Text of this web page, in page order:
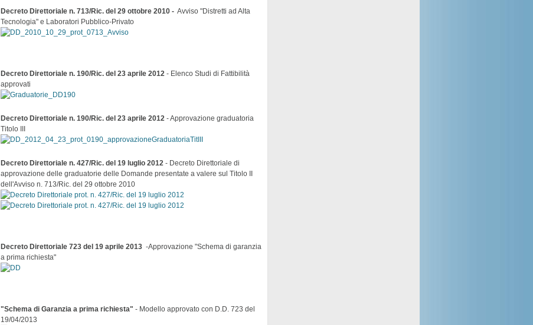
Decreto Direttoriale n. 713/Ric. del 29 ottobre 2010 - Avviso "Distretti ad Alta
Tecnologia" e Laboratori Pubblico-Privato
Decreto Direttoriale n. 190/Ric. del 23 aprile 2012 - Elenco Studi di Fattibilità
approvati
Decreto Direttoriale n. 190/Ric. del 23 aprile 2012 - Approvazione graduatoria
Titolo III
Decreto Direttoriale n. 427/Ric. del 19 luglio 2012 - Decreto Direttoriale di
approvazione delle graduatorie delle Domande presentate a valere sul Titolo II
dell'Avviso n. 713/Ric. del 29 ottobre 2010
Decreto Direttoriale 723 del 19 aprile 2013 -Approvazione "Schema di garanzia
a prima richiesta"
"Schema di Garanzia a prima richiesta" - Modello approvato con D.D. 723 del
19/04/2013